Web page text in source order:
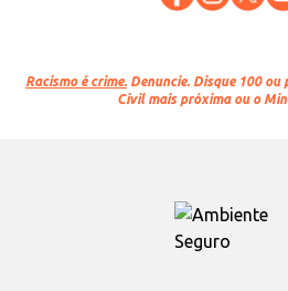
Racismo é crime. Denuncie. Disque 100
Civil mais próxima ou o